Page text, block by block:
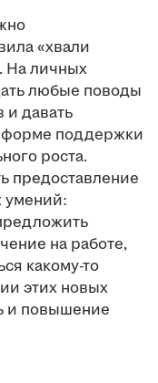
«хвали
На личных
любые поводы
и давать
форме поддержки
роста.
предоставление
умений:
на работе,
какому-то
этих новых
и повышение